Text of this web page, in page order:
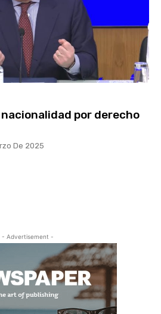
por derecho
De 2025
- Advertisement -